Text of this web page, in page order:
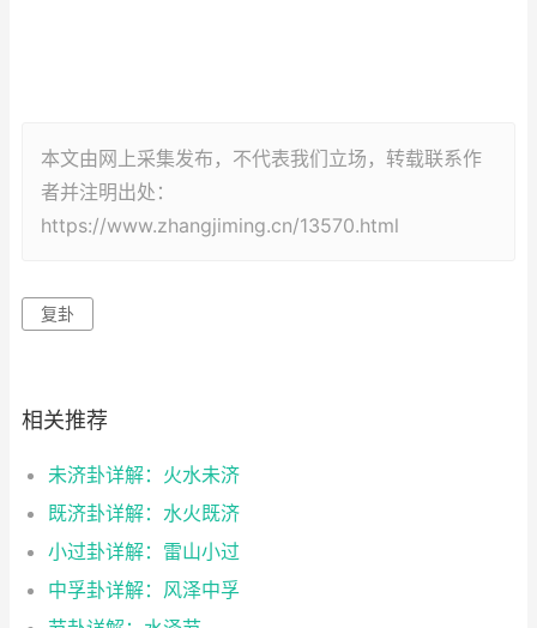
者并注明出处：
https://www.zhangjiming.cn/13570.html
复卦
既济卦详解：水火既济
小过卦详解：雷山小过
中孚卦详解：风泽中孚
节卦详解：水泽节